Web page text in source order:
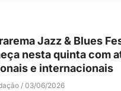
Jazz & Blues
nesta quinta com
e internacionais
03/06/2026